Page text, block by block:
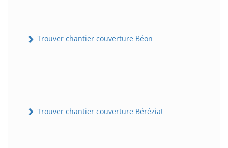
Trouver chantier couverture Béon
Trouver chantier couverture Béréziat